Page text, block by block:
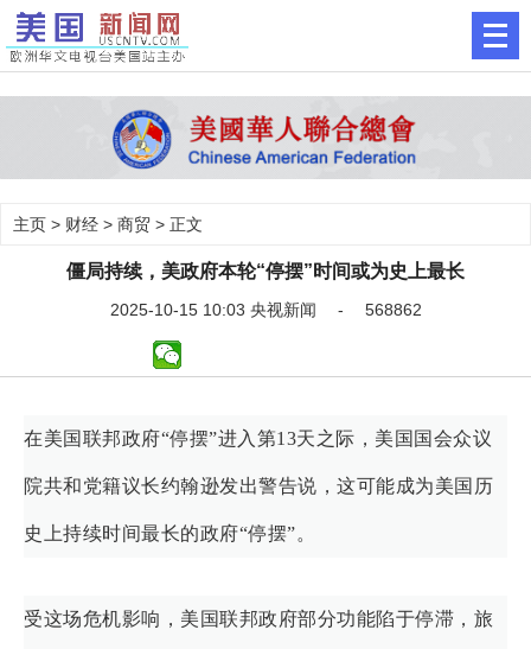
主页 > 财经 > 商贸 > 正文
僵局持续，美政府本轮“停摆”时间或为史上最长
2025-10-15 10:03 央视新闻 - 568862
在美国联邦政府“停摆”进入第13天之际，美国国会众议
院共和党籍议长约翰逊发出警告说，这可能成为美国历
史上持续时间最长的政府“停摆”。
受这场危机影响，美国联邦政府部分功能陷于停滞，旅